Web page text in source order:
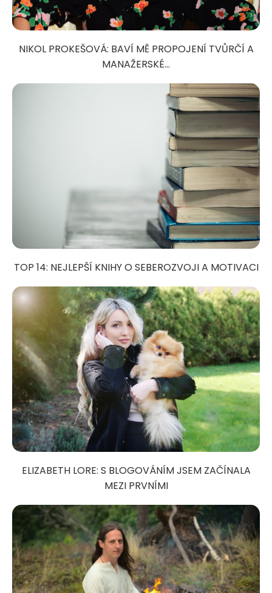
NIKOL PROKEŠOVÁ: BAVÍ MĚ PROPOJENÍ TVŮRČÍ A
MANAŽERSKÉ...
TOP 14: NEJLEPŠÍ KNIHY O SEBEROZVOJI A MOTIVACI
ELIZABETH LORE: S BLOGOVÁNÍM JSEM ZAČÍNALA
MEZI PRVNÍMI